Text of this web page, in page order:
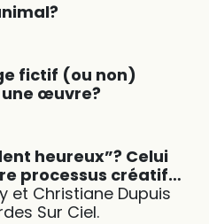
fictif (ou non)
œuvre?
heureux”? Celui
processus créatif…
et Christiane Dupuis
Sur Ciel.